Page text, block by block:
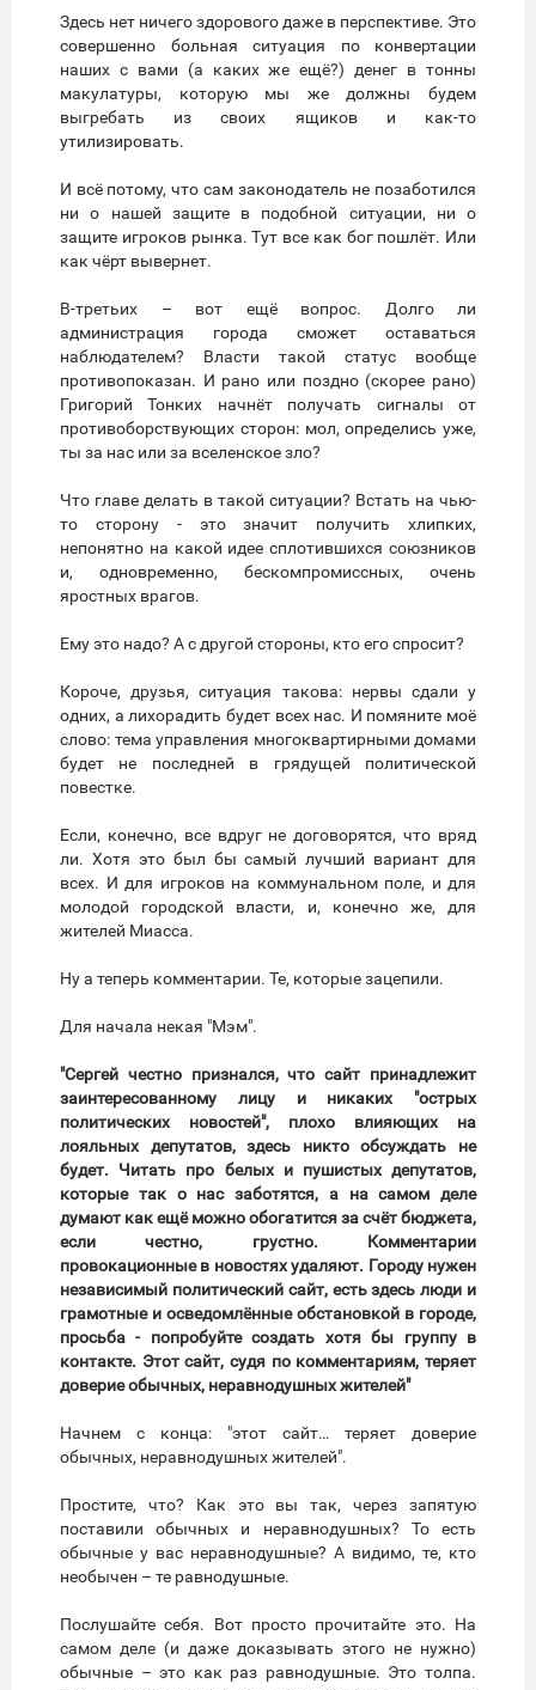
Здесь нет ничего здорового даже в перспективе. Это
совершенно больная ситуация по конвертации
наших с вами (а каких же ещё?) денег в тонны
макулатуры, которую мы же должны будем
выгребать из своих ящиков и как-то
утилизировать.
И всё потому, что сам законодатель не позаботился
ни о нашей защите в подобной ситуации, ни о
защите игроков рынка. Тут все как бог пошлёт. Или
как чёрт вывернет.
В-третьих – вот ещё вопрос. Долго ли
администрация города сможет оставаться
наблюдателем? Власти такой статус вообще
противопоказан. И рано или поздно (скорее рано)
Григорий Тонких начнёт получать сигналы от
противоборствующих сторон: мол, определись уже,
ты за нас или за вселенское зло?
Что главе делать в такой ситуации? Встать на чью-
то сторону - это значит получить хлипких,
непонятно на какой идее сплотившихся союзников
и, одновременно, бескомпромиссных, очень
яростных врагов.
Ему это надо? А с другой стороны, кто его спросит?
Короче, друзья, ситуация такова: нервы сдали у
одних, а лихорадить будет всех нас. И помяните моё
слово: тема управления многоквартирными домами
будет не последней в грядущей политической
повестке.
Если, конечно, все вдруг не договорятся, что вряд
ли. Хотя это был бы самый лучший вариант для
всех. И для игроков на коммунальном поле, и для
молодой городской власти, и, конечно же, для
жителей Миасса.
Ну а теперь комментарии. Те, которые зацепили.
Для начала некая "Мэм".
"Сергей честно признался, что сайт принадлежит
заинтересованному лицу и никаких "острых
политических новостей", плохо влияющих на
лояльных депутатов, здесь никто обсуждать не
будет. Читать про белых и пушистых депутатов,
которые так о нас заботятся, а на самом деле
думают как ещё можно обогатится за счёт бюджета,
если честно, грустно. Комментарии
провокационные в новостях удаляют. Городу нужен
независимый политический сайт, есть здесь люди и
грамотные и осведомлённые обстановкой в городе,
просьба - попробуйте создать хотя бы группу в
контакте. Этот сайт, судя по комментариям, теряет
доверие обычных, неравнодушных жителей"
Начнем с конца: "этот сайт… теряет доверие
обычных, неравнодушных жителей".
Простите, что? Как это вы так, через запятую
поставили обычных и неравнодушных? То есть
обычные у вас неравнодушные? А видимо, те, кто
необычен – те равнодушные.
Послушайте себя. Вот просто прочитайте это. На
самом деле (и даже доказывать этого не нужно)
обычные – это как раз равнодушные. Это толпа.